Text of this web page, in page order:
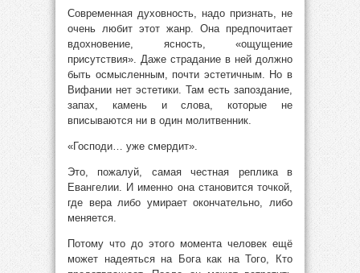
Современная духовность, надо признать, не
очень любит этот жанр. Она предпочитает
вдохновение, ясность, «ощущение
присутствия». Даже страдание в ней должно
быть осмысленным, почти эстетичным. Но в
Вифании нет эстетики. Там есть запоздание,
запах, камень и слова, которые не
вписываются ни в один молитвенник.
«Господи… уже смердит».
Это, пожалуй, самая честная реплика в
Евангелии. И именно она становится точкой,
где вера либо умирает окончательно, либо
меняется.
Потому что до этого момента человек ещё
может надеяться на Бога как на Того, Кто